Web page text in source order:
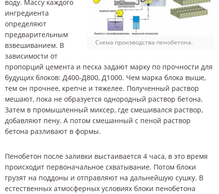
Схема производства пенобетона.
воду. Массу каждого
ингредиента
определяют
предварительным
взвешиванием. В
зависимости от
пропорций цемента и песка задают марку по прочности для
будущих блоков: Д400-Д800, Д1000. Чем марка блока выше,
тем он прочнее, крепче и тяжелее. Полученный раствор
мешают, пока не образуется однородный раствор бетона.
Затем в промышленный миксер, где смешивался раствор,
добавляют пену. А потом смешанный с пеной раствор
бетона разливают в формы.
Пенобетон после заливки выстаивается 4 часа, в это время
происходит первоначальное схватывание. Потом блоки
грузят на поддоны и отправляют на дальнейшую сушку. В
естественных атмосферных условиях блоки пенобетона